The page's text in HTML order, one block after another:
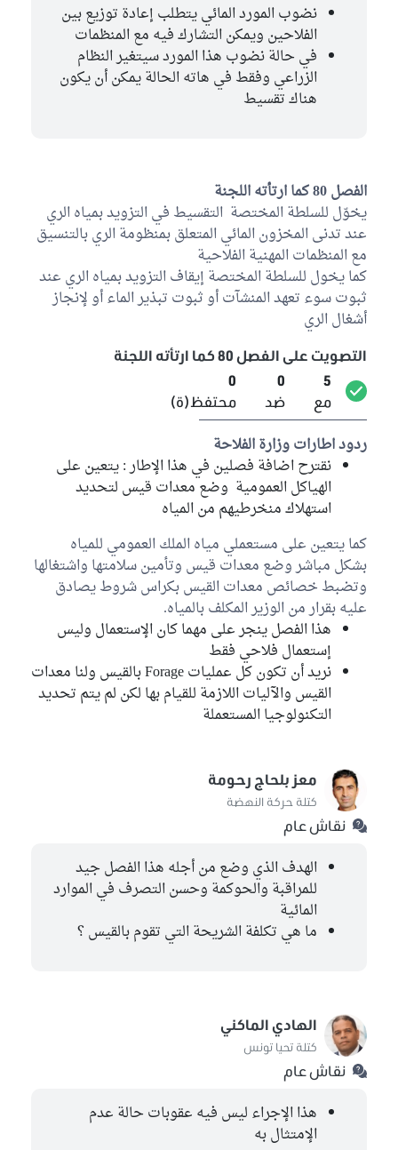
نضوب المورد المائي يتطلب إعادة توزيع بين
الفلاحين ويمكن التشارك فيه مع المنظمات
في حالة نضوب هذا المورد سيتغير النظام
الزراعي وفقط في هاته الحالة يمكن أن يكون
هناك تقسيط
الفصل 80 كما ارتأته اللجنة
يخوّل للسلطة المختصة التقسيط في التزويد بمياه الري
عند تدنى المخزون المائي المتعلق بمنظومة الري بالتنسيق
مع المنظمات المهنية الفلاحية
كما يخول للسلطة المختصة إيقاف التزويد بمياه الري عند
ثبوت سوء تعهد المنشآت أو ثبوت تبذير الماء أو لإنجاز
أشغال الري
التصويت على الفصل 80 كما ارتأته اللجنة
5
مع
0
ضد
0
محتفظ(ة)
ردود اطارات وزارة الفلاحة
نقترح اضافة فصلين في هذا الإطار : يتعين على
الهياكل العمومية وضع معدات قيس لتحديد
استهلاك منخرطيهم من المياه
كما يتعين على مستعملي مياه الملك العمومي للمياه
بشكل مباشر وضع معدات قيس وتأمين سلامتها واشتغالها
وتضبط خصائص معدات القيس بكراس شروط يصادق
عليه بقرار من الوزير المكلف بالمياه.
هذا الفصل ينجر على مهما كان الإستعمال وليس
إستعمال فلاحي فقط
نريد أن تكون كل عمليات Forage بالقيس ولنا معدات
القيس والآليات اللازمة للقيام بها لكن لم يتم تحديد
التكنولوجيا المستعملة
معز بلحاج رحومة
كتلة حركة النهضة
نقاش عام
الهدف الذي وضع من أجله هذا الفصل جيد
للمراقبة والحوكمة وحسن التصرف في الموارد
المائية
ما هي تكلفة الشريحة التي تقوم بالقيس ؟
الهادي الماكني
كتلة تحيا تونس
نقاش عام
هذا الإجراء ليس فيه عقوبات حالة عدم
الإمتثال به